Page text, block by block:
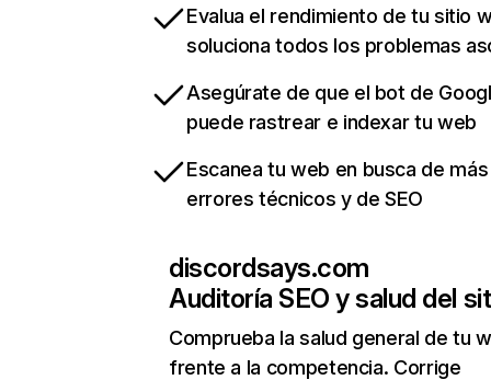
Evalua el rendimiento de tu sitio
soluciona todos los problemas
Asegúrate de que el bot de
puede rastrear e indexar tu web
Escanea tu web en busca de
errores técnicos y de SEO
discordsays.com
Auditoría SEO y salud del
Comprueba la salud general de tu
frente a la competencia. Corrige